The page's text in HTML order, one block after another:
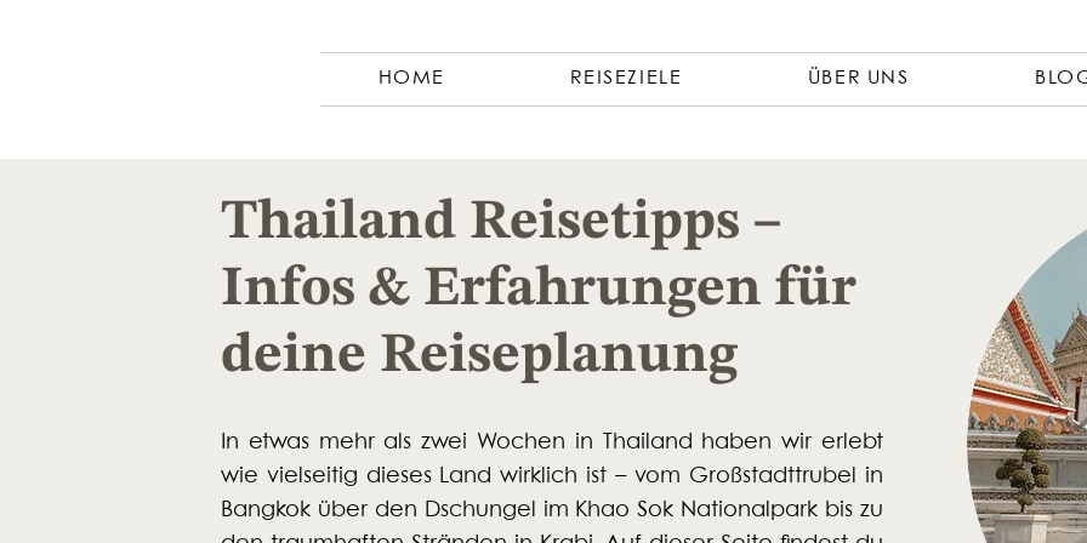
HOME REISEZIELE ÜBER UNS
Thailand Reisetipps –
Infos & Erfahrungen für
deine Reiseplanung
In etwas mehr als zwei Wochen in Thailand haben wir erlebt
wie vielseitig dieses Land wirklich ist – vom Großstadttrubel in
Bangkok über den Dschungel im Khao Sok Nationalpark bis zu